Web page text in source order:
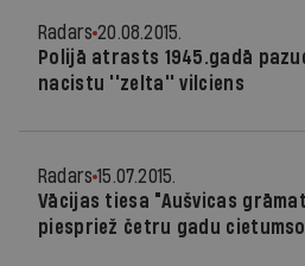
Radars 20.08.2015.
Polijā atrasts 1945.gadā
nacistu ''zelta'' vilciens
Radars 15.07.2015.
Vācijas tiesa "Aušvicas
piespriež četru gadu